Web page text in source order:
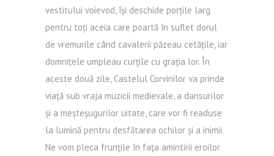
vestitului voievod, își deschide porțile larg
pentru toți aceia care poartă în suflet dorul
de vremurile când cavalerii păzeau cetățile, iar
domnițele umpleau curțile cu grația lor. În
aceste două zile, Castelul Corvinilor va prinde
viață sub vraja muzicii medievale, a dansurilor
și a meșteșugurilor uitate, care vor fi readuse
la lumină pentru desfătarea ochilor și a inimii.
Ne vom pleca frunțile în fața amintirii eroilor